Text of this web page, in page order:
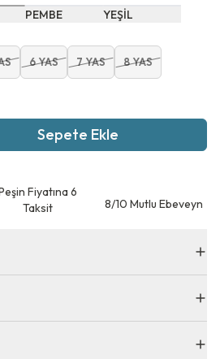
PEMBE
YEŞİL
6 YAS 7 YAS 8 YAS
Sepete Ekle
Fiyatına 6
Taksit
8/10 Mutlu Ebeveyn